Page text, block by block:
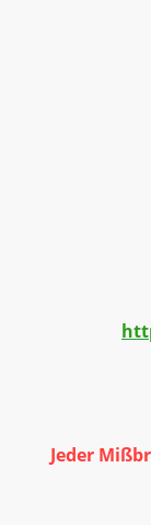
Jeder